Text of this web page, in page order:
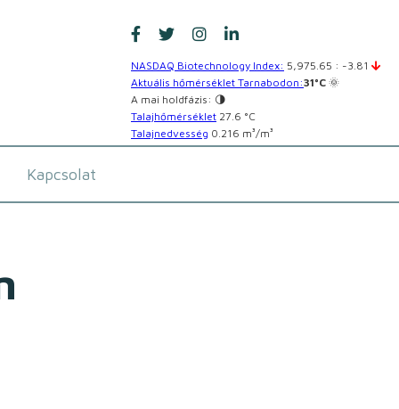
Kapcsolat
NASDAQ Biotechnology Index: 5,975.65 : -3.81
Aktuális hőmérséklet Tarnabodon:31°C 🌞
A mai holdfázis: 🌗
Talajhőmérséklet 27.6 °C
Talajnedvesség 0.216 m³/m³